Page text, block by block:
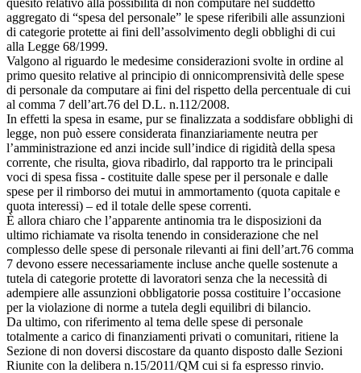
aggregato di “spesa del personale” le spese riferibili alle assunzioni
di categorie protette ai fini dell’assolvimento degli obblighi di cui
alla Legge 68/1999.
Valgono al riguardo le medesime considerazioni svolte in ordine al
primo quesito relative al principio di onnicomprensività delle spese
di personale da computare ai fini del rispetto della percentuale di cui
al comma 7 dell’art.76 del D.L. n.112/2008.
In effetti la spesa in esame, pur se finalizzata a soddisfare obblighi di
legge, non può essere considerata finanziariamente neutra per
l’amministrazione ed anzi incide sull’indice di rigidità della spesa
corrente, che risulta, giova ribadirlo, dal rapporto tra le principali
voci di spesa fissa - costituite dalle spese per il personale e dalle
spese per il rimborso dei mutui in ammortamento (quota capitale e
quota interessi) – ed il totale delle spese correnti.
È allora chiaro che l’apparente antinomia tra le disposizioni da
ultimo richiamate va risolta tenendo in considerazione che nel
complesso delle spese di personale rilevanti ai fini dell’art.76 comma
7 devono essere necessariamente incluse anche quelle sostenute a
tutela di categorie protette di lavoratori senza che la necessità di
adempiere alle assunzioni obbligatorie possa costituire l’occasione
per la violazione di norme a tutela degli equilibri di bilancio.
Da ultimo, con riferimento al tema delle spese di personale
totalmente a carico di finanziamenti privati o comunitari, ritiene la
Sezione di non doversi discostare da quanto disposto dalle Sezioni
Riunite con la delibera n.15/2011/QM cui si fa espresso rinvio.